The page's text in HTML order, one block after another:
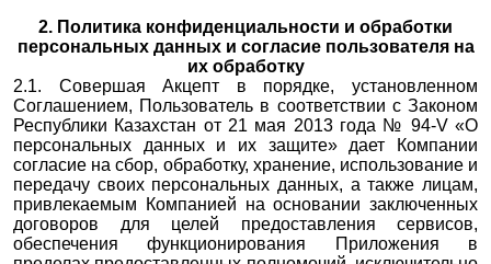
2. Политика конфиденциальности и обработки
персональных данных и согласие пользователя на
их обработку
2.1. Совершая Акцепт в порядке, установленном
Соглашением, Пользователь в соответствии с Законом
Республики Казахстан от 21 мая 2013 года № 94-V «О
персональных данных и их защите» дает Компании
согласие на сбор, обработку, хранение, использование и
передачу своих персональных данных, а также лицам,
привлекаемым Компанией на основании заключенных
договоров для целей предоставления сервисов,
обеспечения функционирования Приложения в